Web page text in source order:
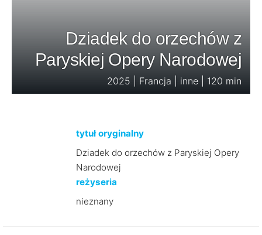
Dziadek do orzechów z
Paryskiej Opery Narodowej
2025 | Francja | inne | 120 min
tytuł oryginalny
Dziadek do orzechów z Paryskiej Opery
Narodowej
reżyseria
nieznany